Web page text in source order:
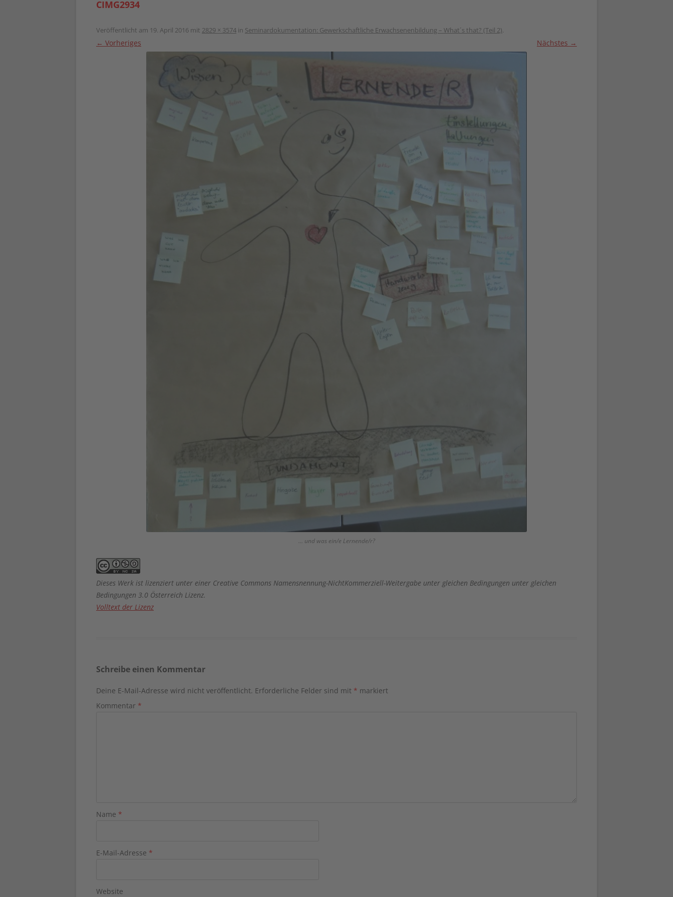
CIMG2934
Veröffentlicht am 19. April 2016 mit 2829 × 3574 in Seminardokumentation: Gewerkschaftliche Erwachsenenbildung – What´s that? (Teil 2).
← Vorheriges Nächstes →
… und was ein/e Lernende/r?
Dieses Werk ist lizenziert unter einer Creative Commons Namensnennung-NichtKommerziell-Weitergabe unter gleichen Bedingungen unter gleichen
Bedingungen 3.0 Österreich Lizenz.
Volltext der Lizenz
Schreibe einen Kommentar
Deine E-Mail-Adresse wird nicht veröffentlicht. Erforderliche Felder sind mit * markiert
Kommentar *
Name *
E-Mail-Adresse *
Website